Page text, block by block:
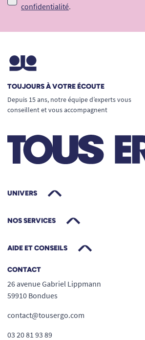
confidentialité.
TOUJOURS À VOTRE ÉCOUTE
Depuis 15 ans, notre équipe d’experts vous
conseillent et vous accompagnent
UNIVERS
NOS SERVICES
AIDE ET CONSEILS
CONTACT
26 avenue Gabriel Lippmann
59910 Bondues
contact@tousergo.com
03 20 81 93 89